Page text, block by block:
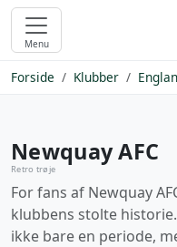
Menu
Forside Klubber
Newquay AFC
Retro trøje
For fans af Newquay
klubbens stolte
ikke bare en periode,